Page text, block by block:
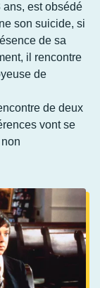
est obsédé
son suicide, si
de sa
il rencontre
de
de deux
vont se